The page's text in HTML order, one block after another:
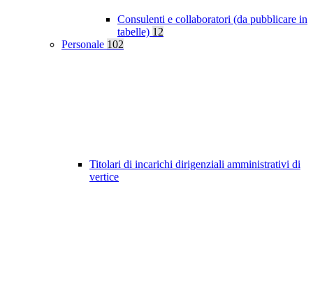
Consulenti e collaboratori (da pubblicare in
tabelle) 12
Personale 102
Titolari di incarichi dirigenziali amministrativi di
vertice